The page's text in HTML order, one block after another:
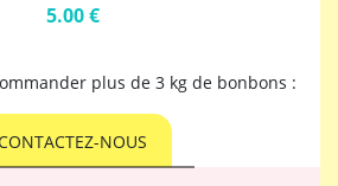
5.00 €
plus de 3 kg de bonbons :
NOUS